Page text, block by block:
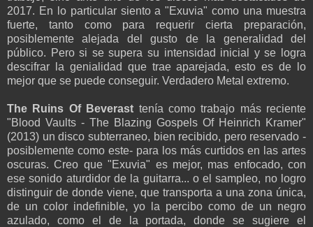
2017. En lo particular siento a "Exuvia" como una muestra
fuerte, tanto como para requerir cierta preparación,
posiblemente alejada del gusto de la generalidad del
público. Pero si se supera su intensidad inicial y se logra
descifrar la genialidad que trae aparejada, esto es de lo
mejor que se puede conseguir. Verdadero Metal extremo.
The Ruins Of Beverast tenía como trabajo más reciente
"Blood Vaults - The Blazing Gospels Of Heinrich Kramer"
(2013) un disco subterraneo, bien recibido, pero reservado -
posiblemente como este- para los más curtidos en las artes
oscuras. Creo que "Exuvia" es mejor, mas enfocado, con
ese sonido aturdidor de la guitarra... o el sampleo, no logro
distinguir de donde viene, que transporta a una zona única,
de un color indefinible, yo la percibo como de un negro
azulado, como el de la portada, donde se sugiere el